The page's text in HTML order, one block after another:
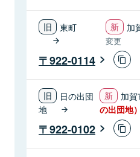
東町 加
変更
922-0114
日の出団
地
加賀
の出団地）
922-0102